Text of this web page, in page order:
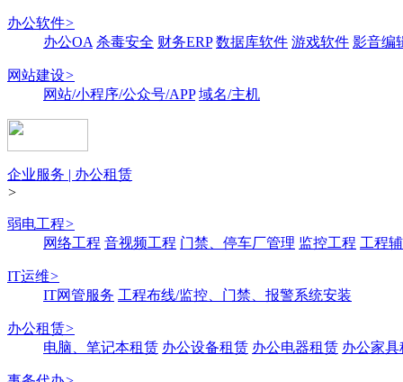
办公软件>
办公OA 杀毒安全 财务ERP 数据库软件 游戏软件 影音编
网站建设>
网站/小程序/公众号/APP 域名/主机
企业服务 | 办公租赁
>
弱电工程>
网络工程 音视频工程 门禁、停车厂管理 监控工程 工程
IT运维>
IT网管服务 工程布线/监控、门禁、报警系统安装
办公租赁>
电脑、笔记本租赁 办公设备租赁 办公电器租赁 办公家具